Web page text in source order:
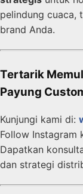
pelindung cuaca,
brand Anda.
Tertarik
Payung
Kunjungi kami di:
Follow Instagram
Dapatkan
dan strategi